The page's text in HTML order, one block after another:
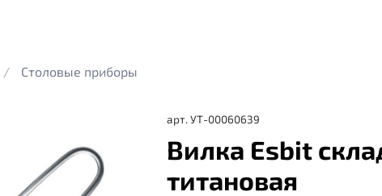
Столовые приборы
арт. УТ-00060639
Вилка Esbit
титановая